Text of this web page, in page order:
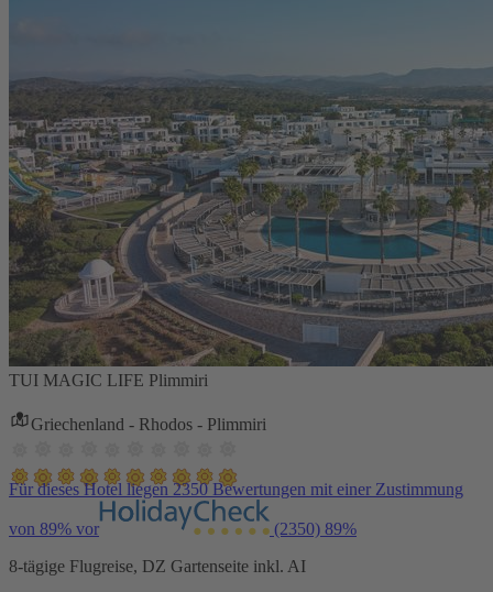
TUI MAGIC LIFE Plimmiri
Griechenland - Rhodos - Plimmiri
Für dieses Hotel liegen 2350 Bewertungen mit einer Zustimmung
von 89% vor (2350) 89%
8-tägige Flugreise, DZ Gartenseite inkl. AI